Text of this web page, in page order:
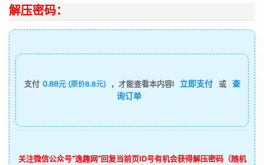
解压密码：
支付 0.88元 (原价8.8元) ，才能查看本内容! 立即支付 或
查
询订单
关注微信公众号“逸趣网”回复当前页ID号有机会获得解压密码（随机